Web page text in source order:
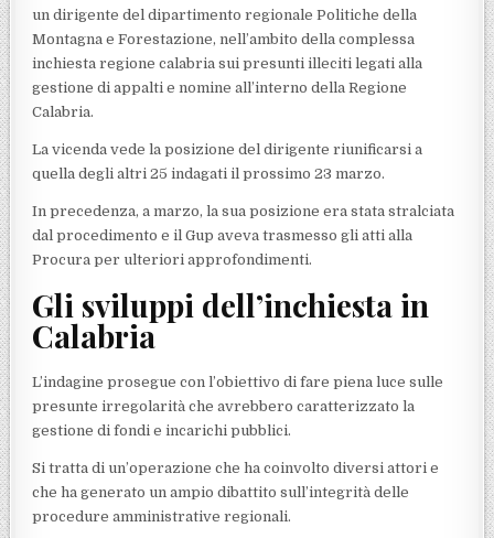
un dirigente del dipartimento regionale Politiche della
Montagna e Forestazione, nell’ambito della complessa
inchiesta regione calabria sui presunti illeciti legati alla
gestione di appalti e nomine all’interno della Regione
Calabria.
La vicenda vede la posizione del dirigente riunificarsi a
quella degli altri 25 indagati il prossimo 23 marzo.
In precedenza, a marzo, la sua posizione era stata stralciata
dal procedimento e il Gup aveva trasmesso gli atti alla
Procura per ulteriori approfondimenti.
Gli sviluppi dell’inchiesta in
Calabria
L’indagine prosegue con l’obiettivo di fare piena luce sulle
presunte irregolarità che avrebbero caratterizzato la
gestione di fondi e incarichi pubblici.
Si tratta di un’operazione che ha coinvolto diversi attori e
che ha generato un ampio dibattito sull’integrità delle
procedure amministrative regionali.